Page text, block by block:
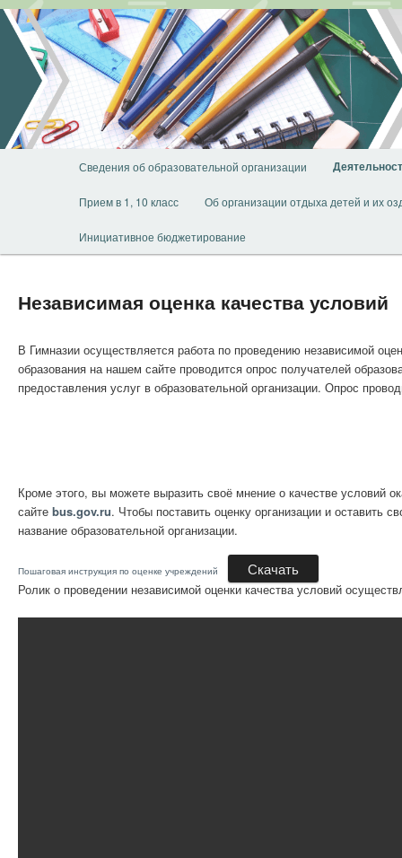
Перейти
основному
содержимому
Сведения об образовательной организации
Прием в 1, 10 класс Об организации отдыха детей и их
Инициативное бюджетирование
Независимая оценка качества условий
В Гимназии осуществляется работа по проведению независимой
образования на нашем сайте проводится опрос получателей
предоставления услуг в образовательной организации. Опрос
Кроме этого, вы можете выразить своё мнение о качестве условий
сайте bus.gov.ru. Чтобы поставить оценку организации и оставить
название образовательной организации.
Пошаговая инструкция по оценке учреждений Скачать
Ролик о проведении независимой оценки качества условий